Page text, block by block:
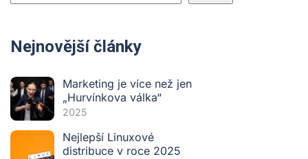
Nejnovější články
Marketing je více než jen
„Hurvínkova válka“
2025
Nejlepší Linuxové
distribuce v roce 2025